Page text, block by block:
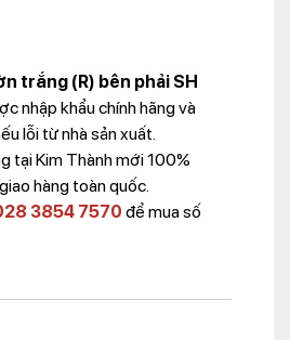
trắng (R) bên phải SH
nhập khẩu chính hãng và
lỗi từ nhà sản xuất.
tại Kim Thành mới 100%
hàng toàn quốc.
3854 7570 để mua số